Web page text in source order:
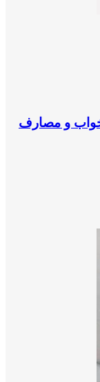
خواب و مصارف